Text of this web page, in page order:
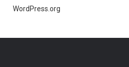
WordPress.org